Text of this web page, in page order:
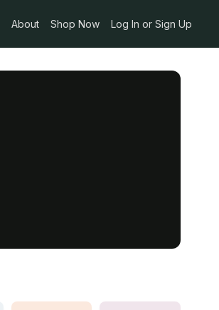
About Shop Now Log In or Sign Up